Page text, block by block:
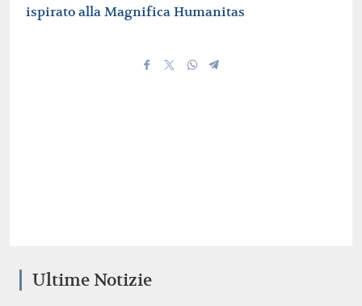
ispirato alla Magnifica Humanitas
Ultime Notizie